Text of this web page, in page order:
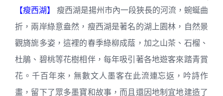
【瘦西湖】
瘦西湖是揚州市內一段狹長的河流，蜿蜒曲
折，兩岸綠意盎然，瘦西湖是著名的湖上園林，自然景
觀旖旎多姿，這裡的春季綠柳成蔭，加之山茶、石榴、
杜鵑、碧桃等花樹相伴，每年吸引著各地遊客來踏青賞
花。千百年來，無數文人墨客在此流連忘返，吟詩作
畫，留下了眾多墨寶和故事，而且還因地制宜地建造了